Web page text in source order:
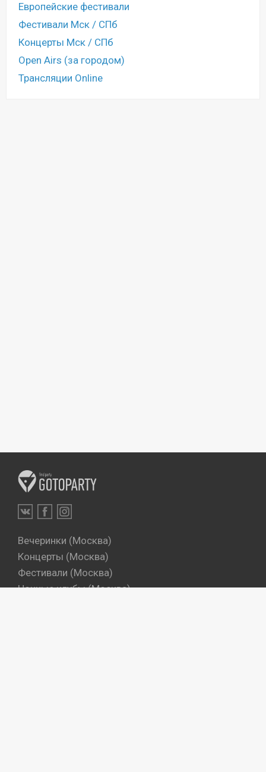
Европейские фестивали
Фестивали Мск / СПб
Концерты Мск / СПб
Open Airs (за городом)
Трансляции Online
Вечеринки (Москва)
Концерты (Москва)
Фестивали (Москва)
Ночные клубы (Москва)